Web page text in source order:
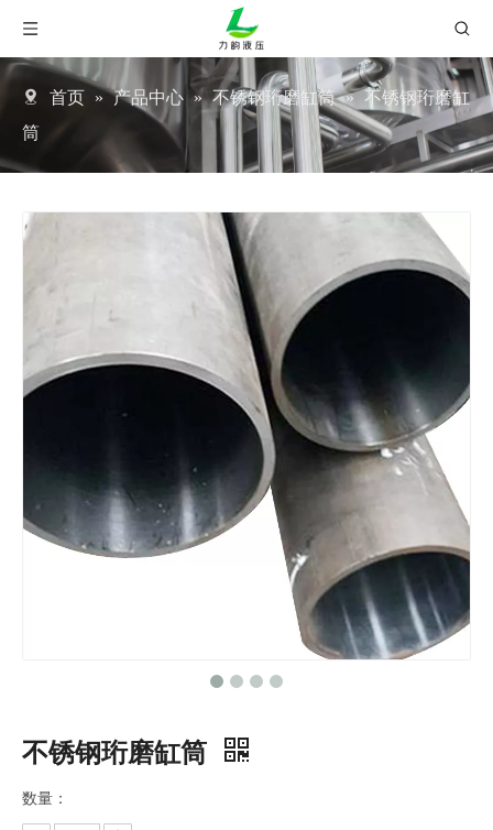
首页 » 产品中心 » 不锈钢珩磨缸筒 » 不锈钢珩磨缸
筒
不锈钢珩磨缸筒
数量：